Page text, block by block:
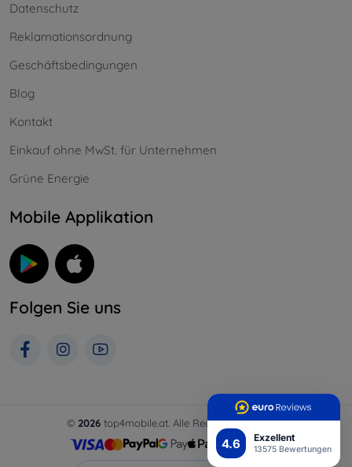
4.6 Exzellent
13575 Bewertungen
Datenschutz
Reklamationsordnung
Geschäftsbedingungen
Blog
Kontakt
Einkauf ohne MwSt. für Unternehmen
Grüne Energie
Mobile Applikation
Folgen Sie uns
© 2026top4mobile.at. Alle Rechte vorbehalten.